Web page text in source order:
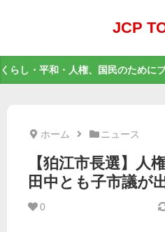
JCP
くらし・平和・人権、国民のために
ホーム ニュース
【狛江市長選】人
田中とも子市議が
0